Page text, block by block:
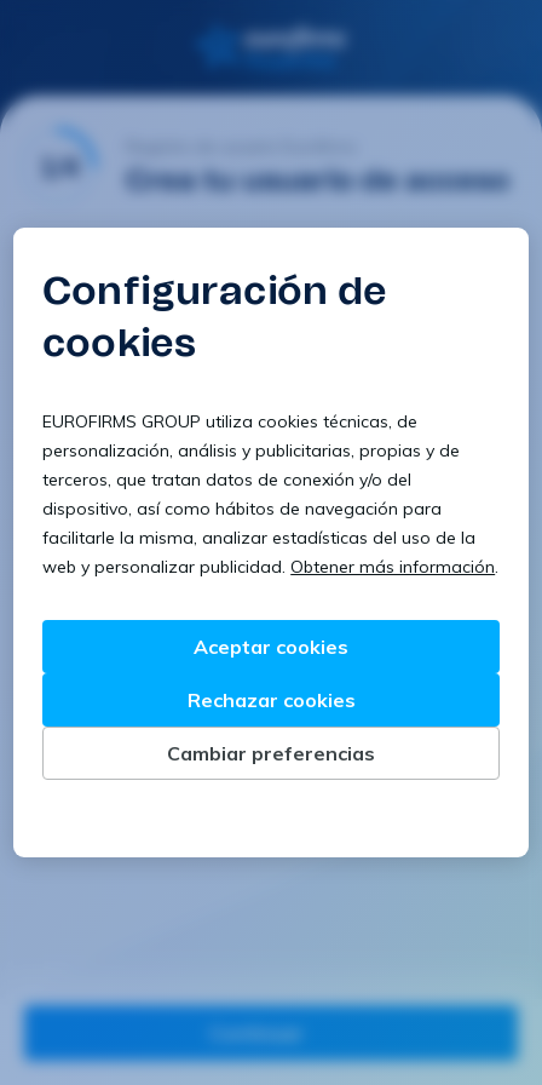
1/4 Crea tu usuario de acceso
Contraseña
Confirmar contraseña
8 caracteres 1 letra minúscula
1 letra mayúscula 1 número